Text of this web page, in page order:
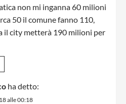
non mi inganna 60 milioni
50 il comune fanno 110,
il city metterà 190 milioni per
ha detto:
alle 00:18